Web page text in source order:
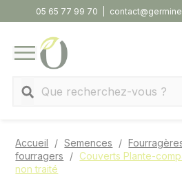
05 65 77 99 70
MENU
Accueil Semences
fourragers
Couverts Plante-
non traité
Panneau de gestion des cookies